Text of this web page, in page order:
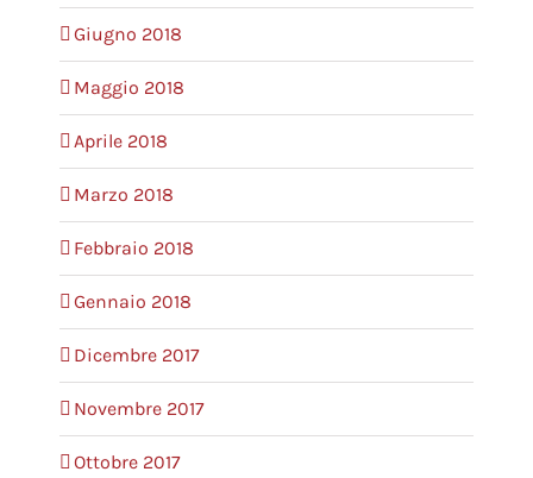
Giugno 2018
Maggio 2018
Aprile 2018
Marzo 2018
Febbraio 2018
Gennaio 2018
Dicembre 2017
Novembre 2017
Ottobre 2017